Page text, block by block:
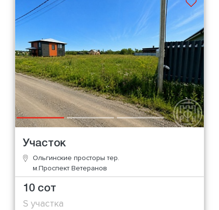
Участок
Ольгинские просторы тер.
м.Проспект Ветеранов
10 сот
S участка